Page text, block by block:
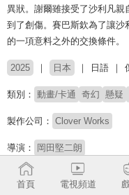
異狀。謝爾雖接受了沙利凡親
到了創傷。賽巴斯欽為了讓沙
的一項意料之外的交換條件。
2025 日本 日語
類別： 動畫/卡通 奇幻 懸疑
製作公司： Clover Works
導演： 岡田堅二朗
配音： 小野大輔 坂本真綾
梶裕貴 加藤英美里
首頁 電視頻道